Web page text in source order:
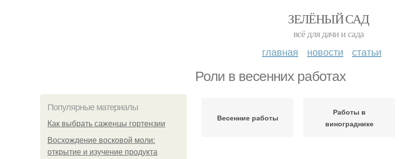
ЗЕЛЁНЫЙ САД
всё для дачи и сада
главная новости статьи
Роли в весенних работах
Популярные материалы
Как выбрать саженцы гортензии
Восхождение восковой моли:
открытие и изучение продукта
Весенние работы
Работы в
винограднике